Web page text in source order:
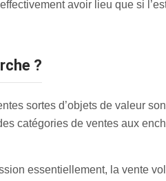
avoir lieu que si
?
sortes d’objets de valeur
catégories de ventes aux
essentiellement, la vente